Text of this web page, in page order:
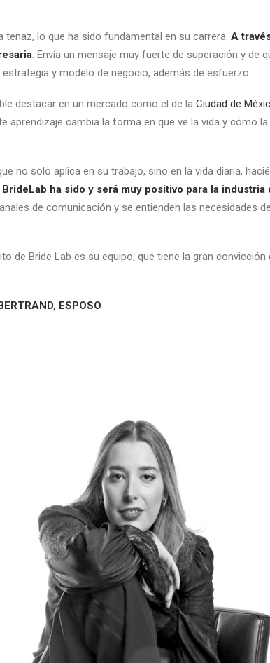
tenaz, lo que ha sido fundamental en su carrera. A
. Envía un mensaje muy fuerte de superación y de
y modelo de negocio, además de esfuerzo.
destacar en un mercado como el de la Ciudad de
aprendizaje cambia la forma en que ve la vida y cómo
no solo aplica en su trabajo, sino en la vida diaria,
Bride­Lab ha sido y será muy positivo para la industria
de comunicación y se entienden las necesidades
de Bride Lab es su equipo, que tiene la gran
ESPOSO